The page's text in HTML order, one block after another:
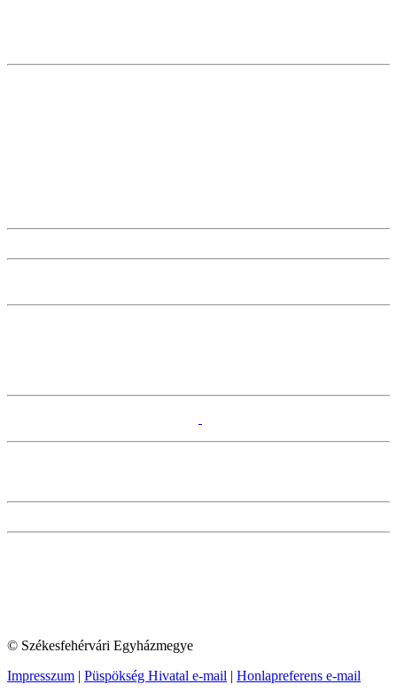
© Székesfehérvári Egyházmegye
Impresszum | Püspökség Hivatal e-mail | Honlapreferens e-mail